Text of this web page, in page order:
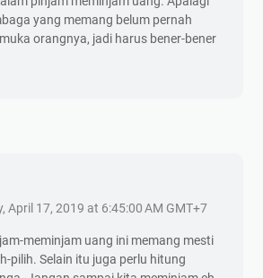
yang memang belum pernah
orangnya, jadi harus bener-bener
April 17, 2019 at 6:45:00 AM GMT+7
meminjam uang ini memang mesti
pilih. Selain itu juga perlu hitung